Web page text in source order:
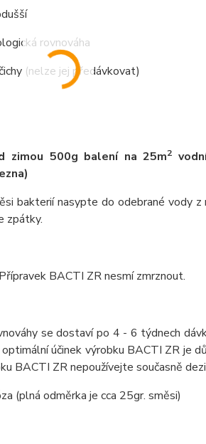
rovnováha
(nelze jej předávkovat)
zimou 500g balení na 25m2
bakterií nasypte do odebrané vody
zpátky.
BACTI ZR nesmí zmrznout.
se dostaví po 4 - 6 týdnech
účinek výrobku BACTI ZR je
BACTI ZR nepoužívejte současně
(plná odměrka je cca 25gr. směsi)